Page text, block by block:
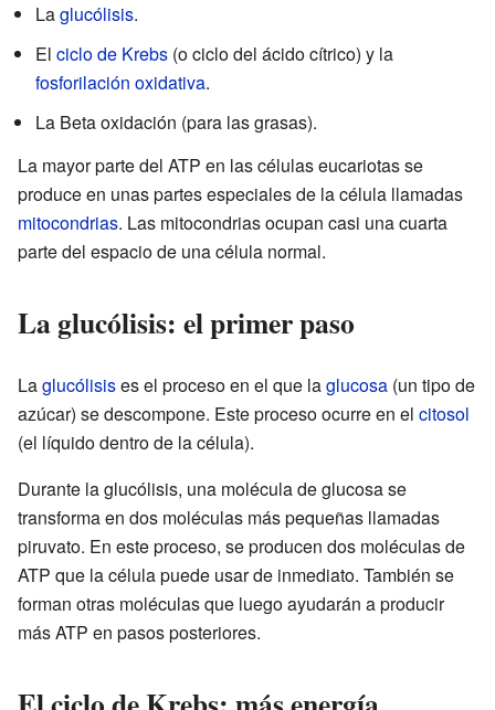
Laglucólisis.
El ciclo de Krebs (o ciclo del ácido cítrico) y la
fosforilación oxidativa.
La Beta oxidación (para las grasas).
La mayor parte del ATP en las células eucariotas se
produce en unas partes especiales de la célula llamadas
mitocondrias. Las mitocondrias ocupan casi una cuarta
parte del espacio de una célula normal.
La glucólisis: el primer paso
Laglucólisises el proceso en el que laglucosa (un tipo de
azúcar) se descompone. Este proceso ocurre en el citosol
(el líquido dentro de la célula).
Durante la glucólisis, una molécula de glucosa se
transforma en dos moléculas más pequeñas llamadas
piruvato. En este proceso, se producen dos moléculas de
ATP que la célula puede usar de inmediato. También se
forman otras moléculas que luego ayudarán a producir
más ATP en pasos posteriores.